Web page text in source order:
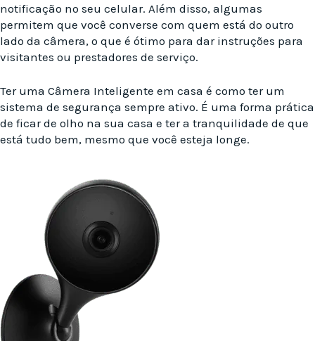
notificação no seu celular. Além disso, algumas
permitem que você converse com quem está do outro
lado da câmera, o que é ótimo para dar instruções para
visitantes ou prestadores de serviço.
Ter uma Câmera Inteligente em casa é como ter um
sistema de segurança sempre ativo. É uma forma prática
de ficar de olho na sua casa e ter a tranquilidade de que
está tudo bem, mesmo que você esteja longe.